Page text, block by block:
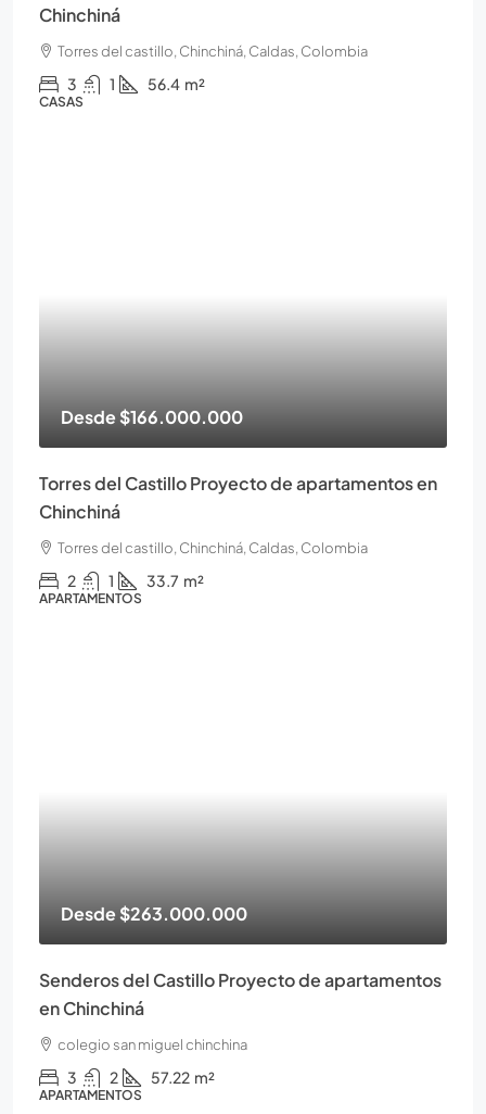
Chinchiná
Torres del castillo, Chinchiná, Caldas, Colombia
3 1 56.4 m²
CASAS
Desde$166.000.000
Torres del Castillo Proyecto de apartamentos en
Chinchiná
Torres del castillo, Chinchiná, Caldas, Colombia
2 1 33.7 m²
APARTAMENTOS
Desde$263.000.000
Senderos del Castillo Proyecto de apartamentos
en Chinchiná
colegio san miguel chinchina
3 2 57.22 m²
APARTAMENTOS